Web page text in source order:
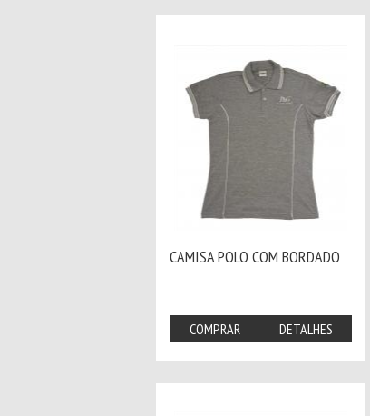
CAMISA POLO COM BORDADO
COMPRAR DETALHES